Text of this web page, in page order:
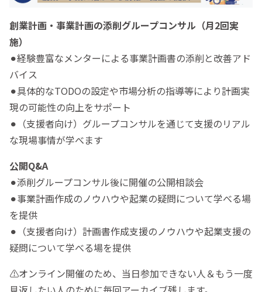
創業計画・事業計画の添削グループコンサル（月2回実
施）
⚫︎経験豊富なメンターによる事業計画書の添削と改善アド
バイス
⚫︎具体的なTODOの設定や市場分析の指導等により計画実
現の可能性の向上をサポート
⚫︎（支援者向け）グループコンサルを通じて支援のリアル
な現場事情が学べます
公開Q&A
⚫︎添削グループコンサル後に開催の公開相談会
⚫︎事業計画作成のノウハウや起業の疑問について学べる場
を提供
⚫︎（支援者向け）計画書作成支援のノウハウや起業支援の
疑問について学べる場を提供
⚠️オンライン開催のため、当日参加できない人＆もう一度